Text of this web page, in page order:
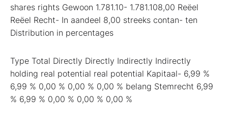
shares rights Gewoon 1.781.10- 1.781.108,00 Reëel
Reëel Recht- In aandeel 8,00 streeks contan- ten
Distribution in percentages
Type Total Directly Directly Indirectly Indirectly
holding real potential real potential Kapitaal- 6,99 %
6,99 % 0,00 % 0,00 % 0,00 % belang Stemrecht 6,99
% 6,99 % 0,00 % 0,00 % 0,00 %